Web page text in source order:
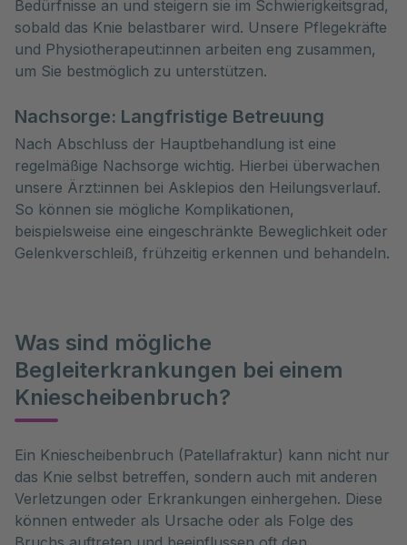
Bedürfnisse an und steigern sie im Schwierigkeitsgrad,
sobald das Knie belastbarer wird. Unsere Pflegekräfte
und Physiotherapeut:innen arbeiten eng zusammen,
um Sie bestmöglich zu unterstützen.
Nachsorge: Langfristige Betreuung
Nach Abschluss der Hauptbehandlung ist eine
regelmäßige Nachsorge wichtig. Hierbei überwachen
unsere Ärzt:innen bei Asklepios den Heilungsverlauf.
So können sie mögliche Komplikationen,
beispielsweise eine eingeschränkte Beweglichkeit oder
Gelenkverschleiß, frühzeitig erkennen und behandeln.
Was sind mögliche
Begleiterkrankungen bei einem
Kniescheibenbruch?
Ein Kniescheibenbruch (Patellafraktur) kann nicht nur
das Knie selbst betreffen, sondern auch mit anderen
Verletzungen oder Erkrankungen einhergehen. Diese
können entweder als Ursache oder als Folge des